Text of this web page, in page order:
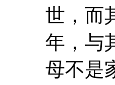
世，而
年，与
母不是